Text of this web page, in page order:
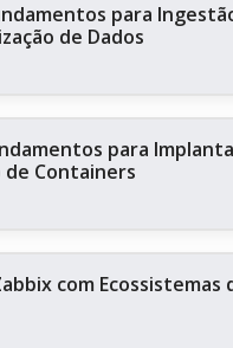
para
de Dados
para
Containers
com Ecossistemas